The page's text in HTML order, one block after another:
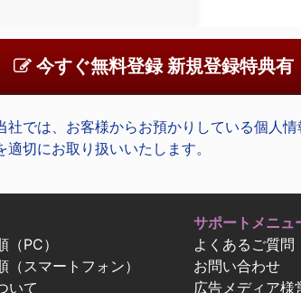
今すぐ無料登録 新規登録特典有
社では、お客様からお預かりしている個人情
適切にお取り扱いいたします。
PC）
（スマートフォン）
いて
サポートメニュ
よくあるご質問
お問い合わせ
広告メディア様